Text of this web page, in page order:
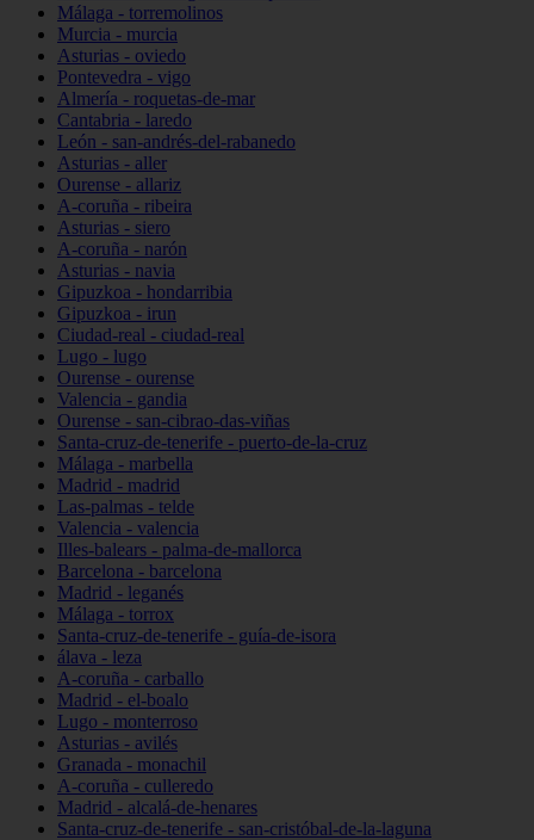
Málaga - torremolinos
Murcia - murcia
Asturias - oviedo
Pontevedra - vigo
Almería - roquetas-de-mar
Cantabria - laredo
León - san-andrés-del-rabanedo
Asturias - aller
Ourense - allariz
A-coruña - ribeira
Asturias - siero
A-coruña - narón
Asturias - navia
Gipuzkoa - hondarribia
Gipuzkoa - irun
Ciudad-real - ciudad-real
Lugo - lugo
Ourense - ourense
Valencia - gandia
Ourense - san-cibrao-das-viñas
Santa-cruz-de-tenerife - puerto-de-la-cruz
Málaga - marbella
Madrid - madrid
Las-palmas - telde
Valencia - valencia
Illes-balears - palma-de-mallorca
Barcelona - barcelona
Madrid - leganés
Málaga - torrox
Santa-cruz-de-tenerife - guía-de-isora
álava - leza
A-coruña - carballo
Madrid - el-boalo
Lugo - monterroso
Asturias - avilés
Granada - monachil
A-coruña - culleredo
Madrid - alcalá-de-henares
Santa-cruz-de-tenerife - san-cristóbal-de-la-laguna